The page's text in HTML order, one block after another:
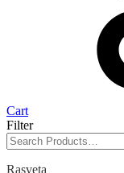
Cart
Filter
Rasveta